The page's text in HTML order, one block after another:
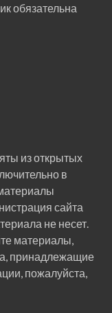
обязательна
из открытых
в
сайта
не несет.
материалы,
принадлежащие
пожалуйста,